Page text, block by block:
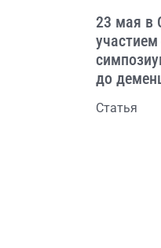
23 мая в
до
Статья